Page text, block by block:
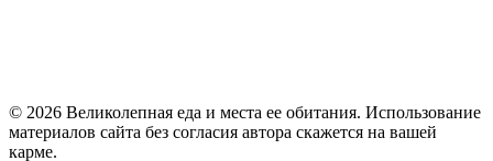
© 2026 Великолепная еда и места ее обитания. Использование
материалов сайта без согласия автора скажется на вашей
карме.